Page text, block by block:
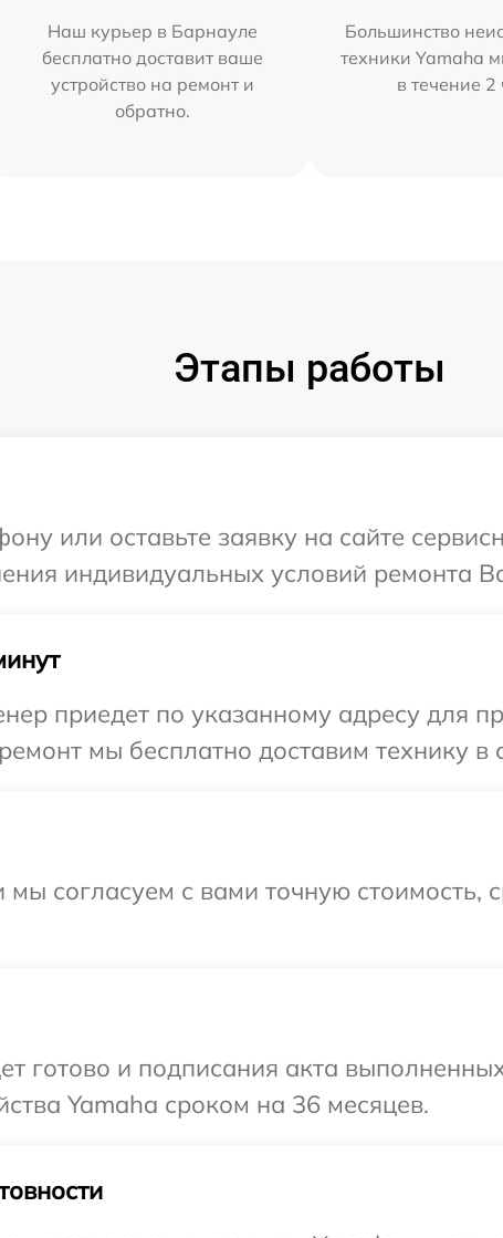
Наш курьер в Барнауле
бесплатно доставит ваше
устройство на ремонт и
обратно.
Большинство
техники Yamaha
в течение 2
Этапы работы
или оставьте заявку на сайте
индивидуальных условий ремонта
приедет по указанному адресу для
мы бесплатно доставим технику в
мы согласуем с вами точную стоимость,
готово и подписания акта
Yamaha сроком на 36 месяцев.